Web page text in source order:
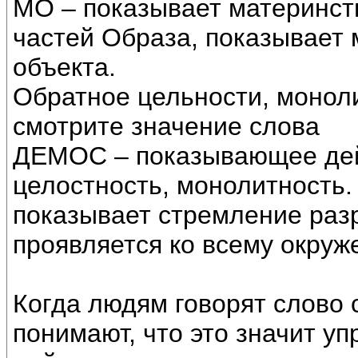
МО – показывает
частей Образа,
объекта.
Обратное цельности,
смотрите значение слова
ДЕМОС – показывающее
целостность,
показывает стремление
проявляется ко всему
Когда людям говорят слово
понимают, что это значит